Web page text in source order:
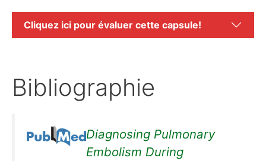
Cliquez ici pour évaluer cette capsule!
Bibliographie
Diagnosing Pulmonary
Embolism During